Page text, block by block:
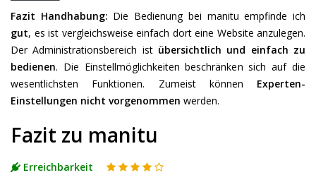
Fazit Handhabung: Die Bedienung bei manitu empfinde ich
gut, es ist vergleichsweise einfach dort eine Website anzulegen.
Der Administrationsbereich ist übersichtlich und einfach zu
bedienen. Die Einstellmöglichkeiten beschränken sich auf die
wesentlichsten Funktionen. Zumeist können Experten-
Einstellungen nicht vorgenommen werden.
Fazit zu manitu
Erreichbarkeit